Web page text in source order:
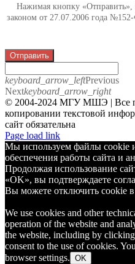
Нажимая кнопку «Отправить»,
законом от 27.07.2006 года
Отправить
keyboard_arrow_leftPrevious
Nextkeyboard_arrow_right
© 2004-2024 МГУ МШЭ | Все
копировании текстовой
сайт обязательна
Telegram
Page load link
Мы используем файлы cookie
обеспечения работы сайта и
Продолжая использование
«OK», вы подтверждаете
Вы можете отключить cookie в
We use cookies and other
operation of the website and
the website, including by
consent to the use of cookies.
browser settings. OK